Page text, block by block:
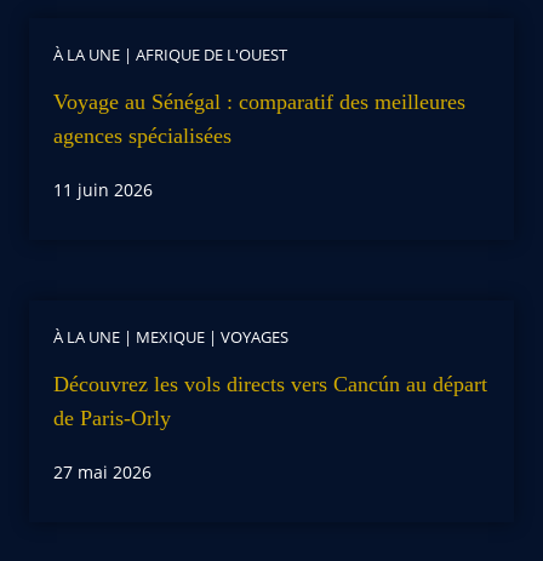
À LA UNE | AFRIQUE DE L'OUEST
Voyage au Sénégal : comparatif des meilleures
agences spécialisées
11 juin 2026
À LA UNE | MEXIQUE | VOYAGES
Découvrez les vols directs vers Cancún au départ
de Paris-Orly
27 mai 2026